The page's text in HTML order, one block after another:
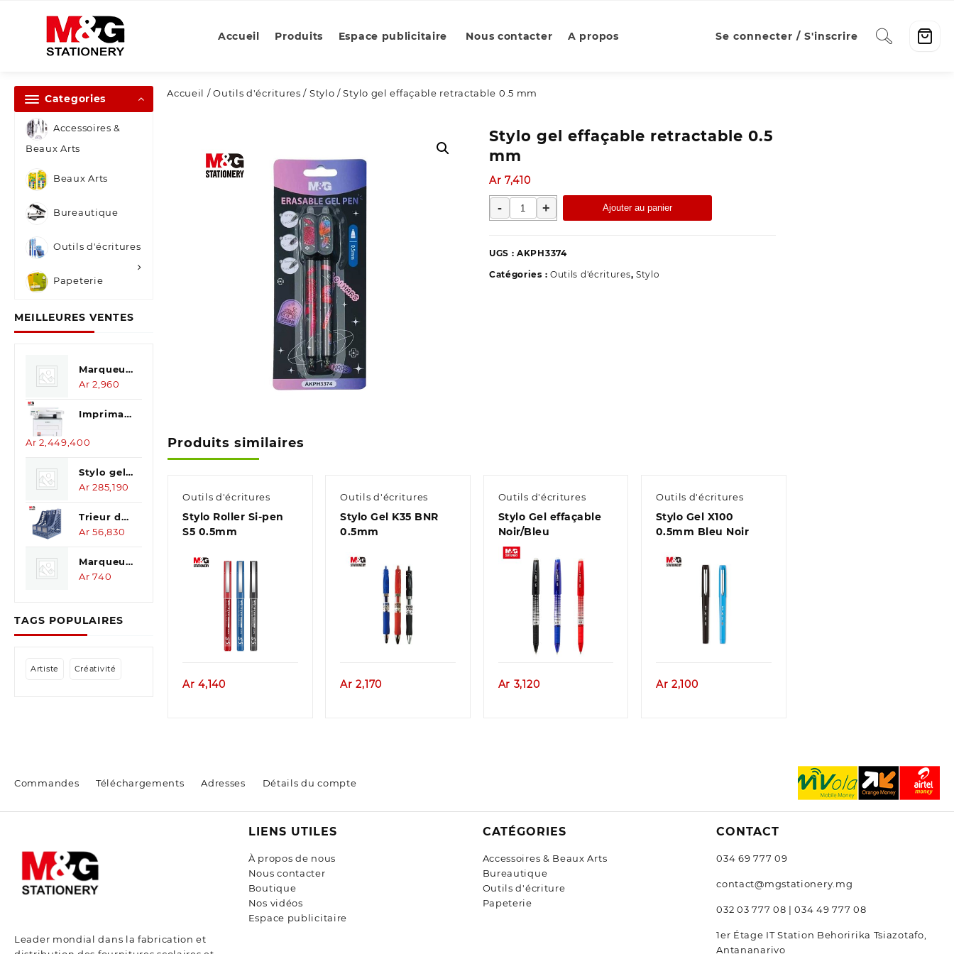
Accueil Produits Espace publicitaire Nous contacter A propos Se connecter / S'inscrire
Categories
Accessoires &
Beaux Arts
Beaux Arts
Bureautique
Outils d'écritures
Papeterie
MEILLEURES VENTES
Marqueur
Perm 701
Ar 2,960
Imprimante
Multi
Ar 2,449,400
Stylo gel
Titan 0.5
sechage
rapide,
super
Ar 285,190
Trieur de
document
Bleu
Ar 56,830
Marqueur
perm.
Ar 740
TAGS POPULAIRES
Artiste Créativité
Accueil /Outils d'écritures / Stylo / Stylo gel effaçable retractable 0.5 mm
Stylo gel effaçable retractable 0.5
mm
Ar 7,410
-
quantité
de
gel
retractable
+ Ajouter au panier
UGS :AKPH3374
Catégories : Outils d'écritures, Stylo
Produits similaires
Outils d'écritures
Stylo Roller Si-pen
S5 0.5mm
Aperçu
Ar 4,140
Outils d'écritures
Stylo Gel K35 BNR
0.5mm
Aperçu
Ar 2,170
Outils d'écritures
Stylo Gel effaçable
Noir/Bleu
Aperçu
Ar 3,120
Outils d'écritures
Stylo Gel X100
0.5mm Bleu Noir
Ar 2,100
Commandes Téléchargements Adresses Détails du compte
Leader mondial dans la fabrication et
LIENS UTILES
À propos de nous
Nous contacter
Boutique
Nos vidéos
Espace publicitaire
CATÉGORIES
Accessoires & Beaux Arts
Bureautique
Outils d'écriture
Papeterie
CONTACT
034 69 777 09
contact@mgstationery.mg
032 03 777 08 | 034 49 777 08
1er Étage IT Station Behoririka Tsiazotafo,
Antananarivo